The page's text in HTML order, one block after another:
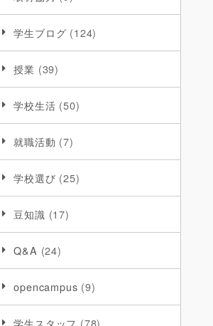
学生ブログ (124)
授業 (39)
学校生活 (50)
就職活動 (7)
学校選び (25)
豆知識 (17)
Q&A (24)
opencampus (9)
学生スタッフ (78)